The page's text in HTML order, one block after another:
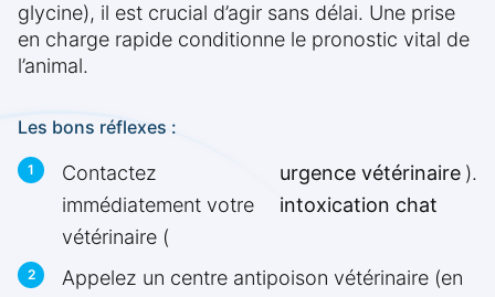
glycine), il est crucial d’agir sans délai. Une prise
en charge rapide conditionne le pronostic vital de
l’animal.
Les bons réflexes :
Contactez
immédiatement votre
vétérinaire (
urgence vétérinaire
intoxication chat
).
Appelez un centre antipoison vétérinaire (en